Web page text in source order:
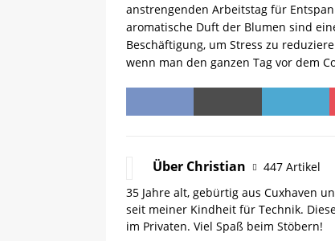
anstrengenden Arbeitstag für
aromatische Duft der Blumen sind
Beschäftigung, um Stress zu
wenn man den ganzen Tag vor dem
Über Christian
447 Artikel
35 Jahre alt, gebürtig aus Cuxhaven
seit meiner Kindheit für Technik.
im Privaten. Viel Spaß beim Stöbern!